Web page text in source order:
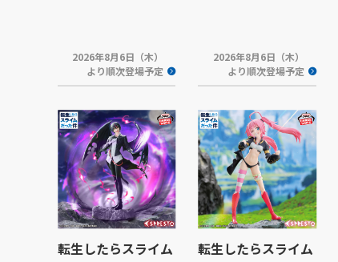
2026年8月6日（木）
より順次登場予定
2026年8月6日（木）
より順次登場予定
転生したらスライム
転生したらスライム